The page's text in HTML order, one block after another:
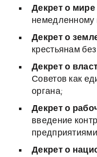
Декрет о мире
Декрет о
крестьянам
Декрет о
Советов как
органа;
Декрет о
введение
Декрет о